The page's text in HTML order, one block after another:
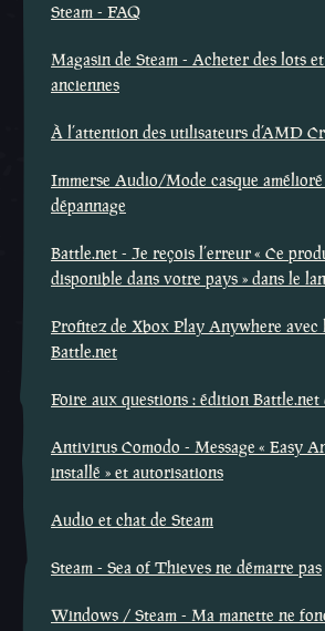
Steam - FAQ
Magasin de Steam - Acheter des lots
anciennes
À l’attention des utilisateurs d’AMD
Immerse Audio/Mode casque
dépannage
Battle.net - Je reçois l’erreur « Ce
disponible dans votre pays » dans le
Profitez de Xbox Play Anywhere avec
Battle.net
Foire aux questions : édition Battle.net
Antivirus Comodo - Message « Easy
installé » et autorisations
Audio et chat de Steam
Steam - Sea of Thieves ne démarre pas
Windows / Steam - Ma manette ne